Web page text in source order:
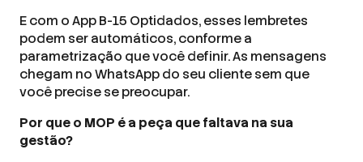
E com o App B-15 Optidados, esses lembretes
podem ser automáticos, conforme a
parametrização que você definir. As mensagens
chegam no WhatsApp do seu cliente sem que
você precise se preocupar.
Por que o MOP é a peça que faltava na sua
gestão?